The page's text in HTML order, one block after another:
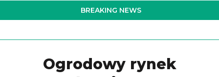
to
BREAKING NEWS
Ogrodowy rynek